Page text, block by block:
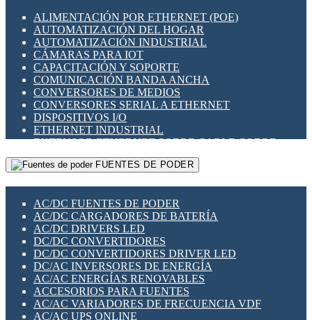
SENSORES INDUCTIVOS
TEMPORIZADORES
VARIACS
VARIADORES DE FRECUENCIA [VDF]
SECCIONADORES - INTERRUPTORES
MAQUINARIA
HERRAMIENTAS VARIAS
ILUMINACIÓN LED
INTERRUPTORES REED
INTERFACES DE RELÉ
OTROS RELÉS
PROTECCIÓN TÉRMICA
RELÉS AUTOMOTRICES
RELÉS DE SEÑAL
RELÉS DE ESTADO SÓLIDO SSR
RELÉS INDUSTRIALES
RELÉS MINIATURA DE POTENCIA
SENSORES MAGNÉTICOS
SWITCH Y MICROSWITCH
TARJETAS PI
UNIÓN Y DERIVACIÓN DE CABLE
ALIMENTACIÓN POR ETHERNET (POE)
AUTOMATIZACIÓN DEL HOGAR
AUTOMATIZACIÓN INDUSTRIAL
CÁMARAS PARA IOT
CAPACITACIÓN Y SOPORTE
COMUNICACIÓN BANDA ANCHA
CONVERSORES DE MEDIOS
CONVERSORES SERIAL A ETHERNET
DISPOSITIVOS I/O
ETHERNET INDUSTRIAL
EXTENSOR ETHERNET SOBRE CABLE COBRE
GATEWAY LORAWAN
GESTIÓN DE REDES
PLACAS MODULARES IOT
SWITCHES Y REDES WIFI
SOLUCIONES IOT
SOLUCIONES LORAWAN
SOLUCIONES RED CELULAR
SEGURIDAD PARA REDES
SWITCHES LAN
TELEFONÍA IP (VOIP)
VIGILANCIA IP (CCTV)
MESHTASTIC
FUENTES DE PODER
AC/DC FUENTES DE PODER
AC/DC CARGADORES DE BATERÍA
AC/DC DRIVERS LED
DC/DC CONVERTIDORES
DC/DC CONVERTIDORES DRIVER LED
DC/AC INVERSORES DE ENERGÍA
AC/AC ENERGÍAS RENOVABLES
ACCESORIOS PARA FUENTES
AC/AC VARIADORES DE FRECUENCIA VDF
AC/AC UPS ONLINE